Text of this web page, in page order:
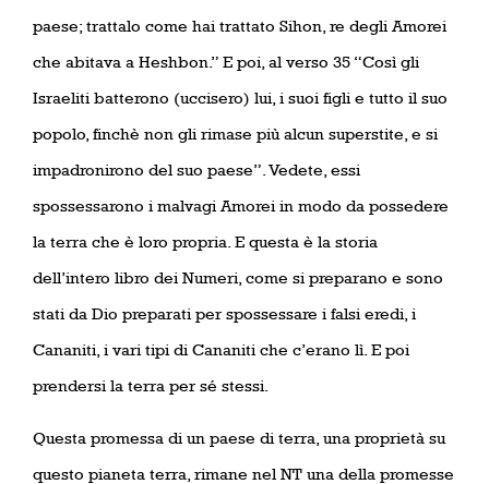
paese; trattalo come hai trattato Sihon, re degli Amorei
che abitava a Heshbon.” E poi, al verso 35 “Così gli
Israeliti batterono (uccisero) lui, i suoi figli e tutto il suo
popolo, finchè non gli rimase più alcun superstite, e si
impadronirono del suo paese”. Vedete, essi
spossessarono i malvagi Amorei in modo da possedere
la terra che è loro propria. E questa è la storia
dell’intero libro dei Numeri, come si preparano e sono
stati da Dio preparati per spossessare i falsi eredi, i
Cananiti, i vari tipi di Cananiti che c’erano lì. E poi
prendersi la terra per sé stessi.
Questa promessa di un paese di terra, una proprietà su
questo pianeta terra, rimane nel NT una della promesse